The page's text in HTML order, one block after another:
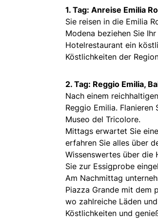
1. Tag: Anreise Emilia
Sie reisen in die Emilia
Modena beziehen Sie
Hotelrestaurant ein
Köstlichkeiten der
2. Tag: Reggio Emilia,
Nach einem
Reggio Emilia.
Museo del Tricolore.
Mittags erwartet Sie
erfahren Sie alles über
Wissenswertes über die
Sie zur Essigprobe
Am Nachmittag
Piazza Grande mit dem
wo zahlreiche Läden
Köstlichkeiten und